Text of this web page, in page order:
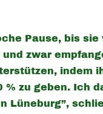
Pause, bis
zwar
indem
zu geben. Ich
Lüneburg”,